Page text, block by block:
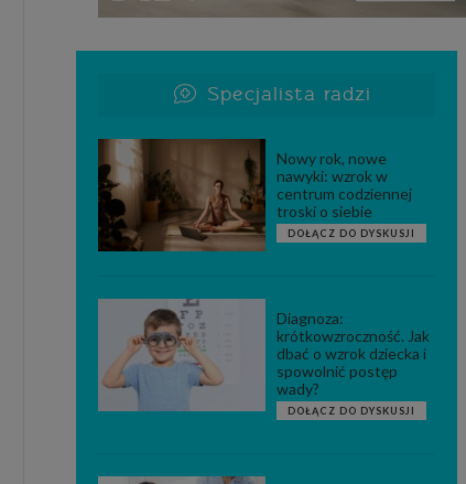
Specjalista radzi
Nowy rok, nowe
nawyki: wzrok w
centrum codziennej
troski o siebie
DOŁĄCZ DO DYSKUSJI
Diagnoza:
krótkowzroczność. Jak
dbać o wzrok dziecka i
spowolnić postęp
wady?
DOŁĄCZ DO DYSKUSJI